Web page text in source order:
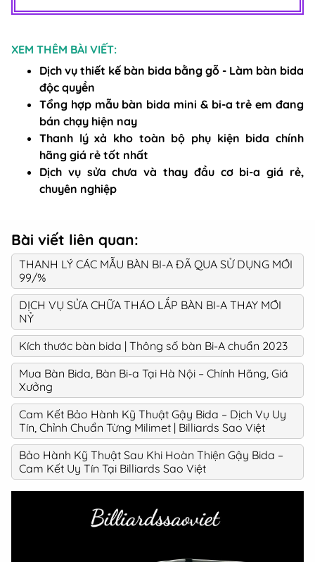
XEM THÊM BÀI VIẾT:
Dịch vụ thiết kế bàn bida bằng gỗ - Làm bàn bida
độc quyền
Tổng hợp mẫu bàn bida mini & bi-a trẻ em đang
bán chạy hiện nay
Thanh lý xả kho toàn bộ phụ kiện bida chính
hãng giá rẻ tốt nhất
Dịch vụ sửa chưa và thay đầu cơ bi-a giá rẻ,
chuyên nghiệp
Bài viết liên quan:
THANH LÝ CÁC MẪU BÀN BI-A ĐÃ QUA SỬ DỤNG MỚI
99/%
DỊCH VỤ SỬA CHỮA THÁO LẮP BÀN BI-A THAY MỚI
NỶ
Kích thước bàn bida | Thông số bàn Bi-A chuẩn 2023
Mua Bàn Bida, Bàn Bi-a Tại Hà Nội – Chính Hãng, Giá
Xưởng
Cam Kết Bảo Hành Kỹ Thuật Gậy Bida – Dịch Vụ Uy
Tín, Chỉnh Chuẩn Từng Milimet | Billiards Sao Việt
Bảo Hành Kỹ Thuật Sau Khi Hoàn Thiện Gậy Bida –
Cam Kết Uy Tín Tại Billiards Sao Việt